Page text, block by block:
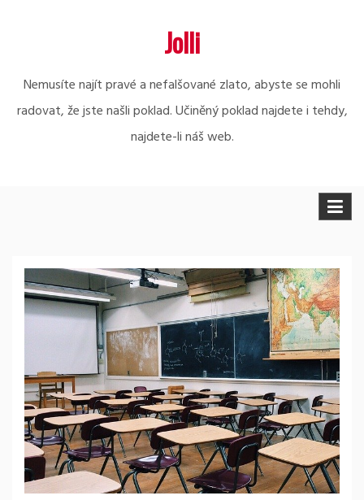
Jolli
Nemusíte najít pravé a nefalšované zlato, abyste se mohli
radovat, že jste našli poklad. Učiněný poklad najdete i tehdy,
najdete-li náš web.